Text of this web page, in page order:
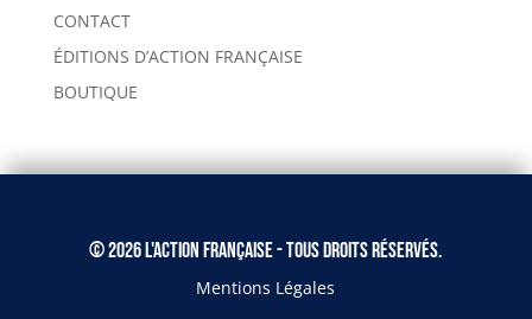
CONTACT
ÉDITIONS D’ACTION FRANÇAISE
BOUTIQUE
© 2026 L'Action Française - Tous droits réservés.
Mentions Légales